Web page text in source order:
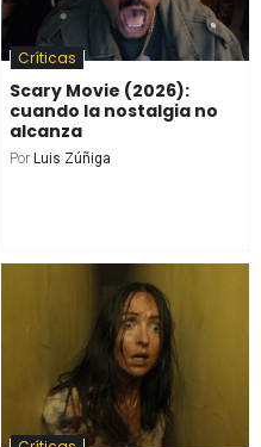
Críticas
Scary Movie (2026):
cuando la nostalgia no
alcanza
Por Luis Zúñiga